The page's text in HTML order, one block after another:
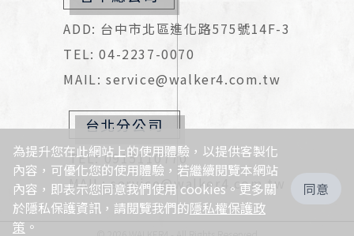
ADD: 台中市北區進化路575號14F-3
TEL: 04-2237-0070
MAIL: service@walker4.com.tw
台北分公司
TEL: 0915110770
MAIL: service@walker4.com.tw
為提升您在此網站上的使用體驗，以提供客製化
內容，可優化您的使用體驗，若繼續閱覽本網站
內容，即表示您同意我們使用 cookies。更多關
於隱私保護資訊，請閱覽我們的隱私權保護政
策 。
同意